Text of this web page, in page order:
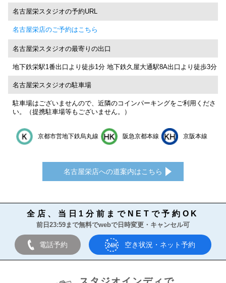
名古屋栄スタジオの予約URL
名古屋栄店のご予約はこちら
名古屋栄スタジオの最寄りの出口
地下鉄栄駅1番出口より徒歩1分 地下鉄久屋大通駅8A出口より徒歩3分
名古屋栄スタジオの駐車場
駐車場はございませんので、近隣のコインパーキングをご利用くださ
い。（提携駐車場等もございません。）
京都市営地下鉄烏丸線 阪急京都本線 京阪本線
名古屋栄店への道案内はこちら
全店、当日1分前までNETで予約OK
前日23:59まで無料でwebで日時変更・キャンセル可
電話予約 空き状況・ネット予約